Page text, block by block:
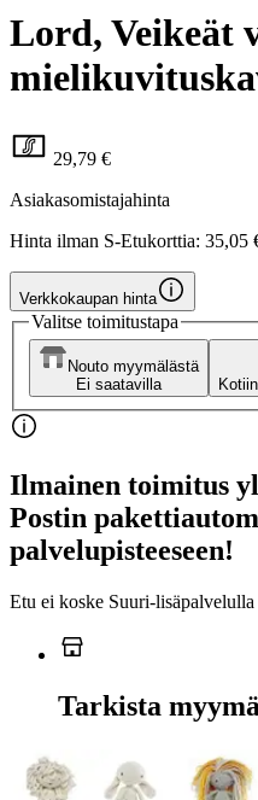
Lord, Veikeät
29,79 €
Asiakasomistajahinta
Hinta ilman S-Etukorttia: 35,05
Verkkokaupan hinta
Valitse toimitustapa
Nouto myymälästä
Ei saatavilla
Ilmainen toimitus
Postin
palvelupisteeseen!
Etu ei koske
Tarkista